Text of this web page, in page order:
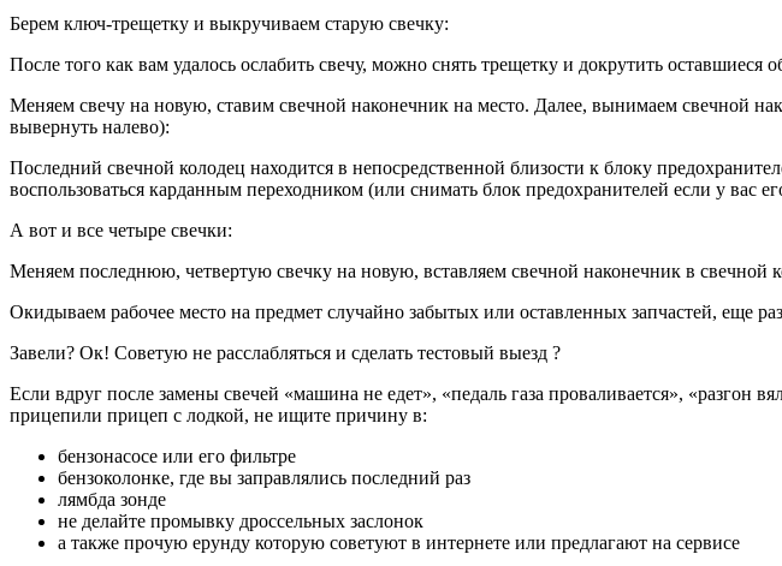
Берем ключ-трещетку и выкручиваем старую свечку:
После того как вам удалось ослабить свечу, можно снять трещетку и докрутить оставшиеся
Меняем свечу на новую, ставим свечной наконечник на место. Далее, вынимаем свечной
вывернуть налево):
Последний свечной колодец находится в непосредственной близости к блоку
воспользоваться карданным переходником (или снимать блок предохранителей если у вас
А вот и все четыре свечки:
Меняем последнюю, четвертую свечку на новую, вставляем свечной наконечник в свечной
Окидываем рабочее место на предмет случайно забытых или оставленных запчастей, еще
Завели? Ок! Советую не расслабляться и сделать тестовый выезд ?
Если вдруг после замены свечей «машина не едет», «педаль газа проваливается»,
прицепили прицеп с лодкой, не ищите причину в:
бензонасосе или его фильтре
бензоколонке, где вы заправлялись последний раз
лямбда зонде
не делайте промывку дроссельных заслонок
а также прочую ерунду которую советуют в интернете или предлагают на сервисе